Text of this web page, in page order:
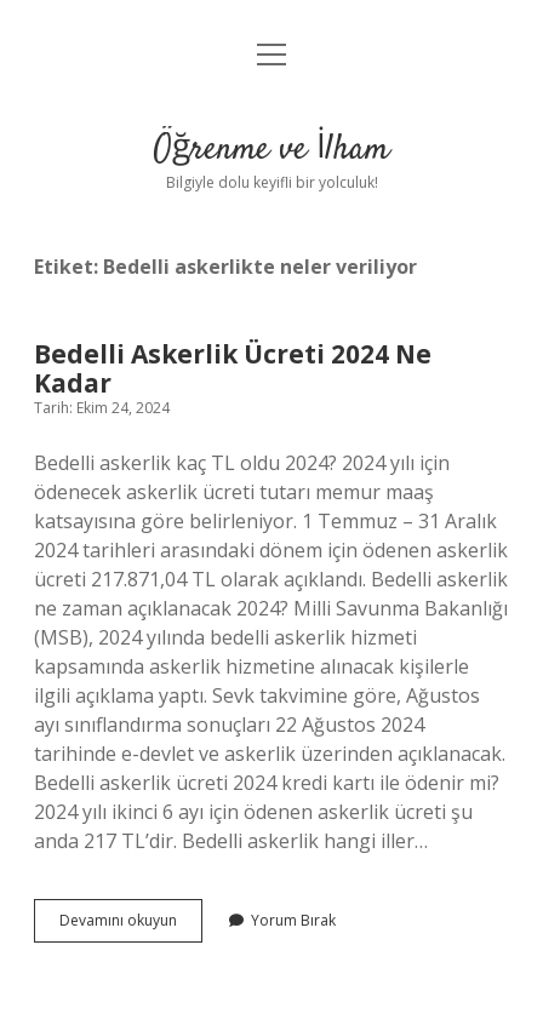
Anasayfa
Yasal Uyarı
menüyü
Öğrenme ve İlham
Bilgiyle dolu keyifli bir yolculuk!
Etiket: Bedelli askerlikte neler veriliyor
Bedelli Askerlik Ücreti 2024 Ne
Kadar
Tarih: Ekim 24, 2024
Bedelli askerlik kaç TL oldu 2024? 2024 yılı için
ödenecek askerlik ücreti tutarı memur maaş
katsayısına göre belirleniyor. 1 Temmuz – 31 Aralık
2024 tarihleri ​​arasındaki dönem için ödenen askerlik
ücreti 217.871,04 TL olarak açıklandı. Bedelli askerlik
ne zaman açıklanacak 2024? Milli Savunma Bakanlığı
(MSB), 2024 yılında bedelli askerlik hizmeti
kapsamında askerlik hizmetine alınacak kişilerle
ilgili açıklama yaptı. Sevk takvimine göre, Ağustos
ayı sınıflandırma sonuçları 22 Ağustos 2024
tarihinde e-devlet ve askerlik üzerinden açıklanacak.
Bedelli askerlik ücreti 2024 kredi kartı ile ödenir mi?
2024 yılı ikinci 6 ayı için ödenen askerlik ücreti şu
anda 217 TL’dir. Bedelli askerlik hangi iller…
Devamını okuyun
Askerlik
Yorum Bırak